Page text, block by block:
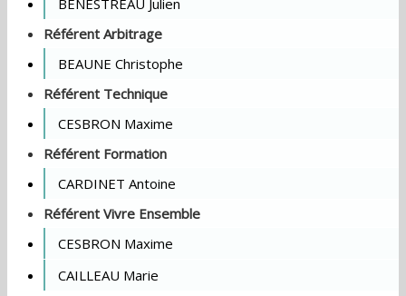
Référent Arbitrage
BEAUNE Christophe
Référent Technique
CESBRON Maxime
Référent Formation
CARDINET Antoine
Référent Vivre Ensemble
CESBRON Maxime
CAILLEAU Marie